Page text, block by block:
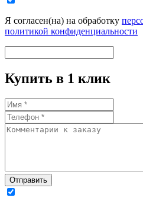
Я согласен(на) на обработку
политикой конфиденциальности
Купить в 1 клик
Отправить